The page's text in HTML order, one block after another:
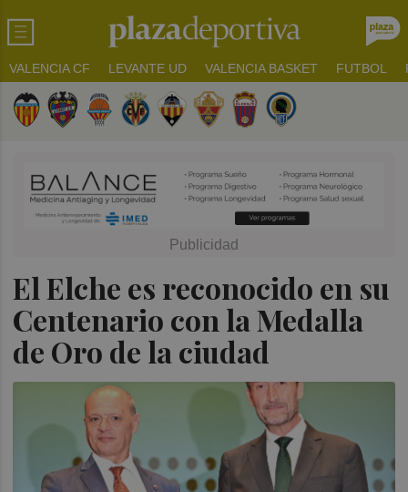
VALENCIA CF LEVANTE UD VALENCIA BASKET FUTBOL
El Elche es reconocido en su
Centenario con la Medalla
de Oro de la ciudad